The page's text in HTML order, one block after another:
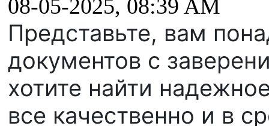
08-05-2025, 08:39 AM
Представьте, вам
документов с
хотите найти
все качественно и в